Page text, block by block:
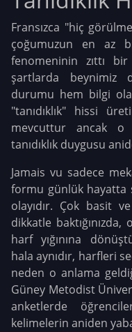
Fransızca "hiç
çoğumuzun en az
fenomeninin zıttı bir
şartlarda beynimiz
durumu hem bilgi
"tanıdıklık" hissi
mevcuttur ancak o
tanıdıklık duygusu
Jamais vu sadece
formu günlük hayatta
olayıdır. Çok basit
dikkatle
harf yığınına
hala aynıdır, harfleri
neden o anlama
Güney Metodist
anketlerde
kelimelerin aniden